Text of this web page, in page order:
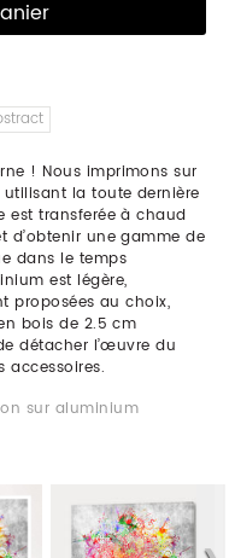
! Nous imprimons sur
la toute dernière
est transferée à chaud
d’obtenir une gamme de
dans le temps
est légère,
proposées au choix,
bois de 2.5 cm
détacher l’œuvre du
accessoires.
sur aluminium